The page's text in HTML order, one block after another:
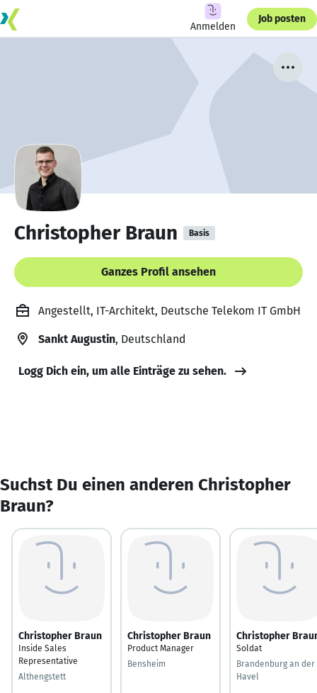
Anmelden
Job posten
Christopher Braun Basis
Ganzes Profil ansehen
Angestellt, IT-Architekt, Deutsche Telekom IT GmbH
Sankt Augustin, Deutschland
Logg Dich ein, um alle Einträge zu sehen.
Suchst Du einen anderen Christopher
Braun?
Christopher Braun
Inside Sales
Representative
Althengstett
Christopher Braun
Product Manager
Bensheim
Christopher
Soldat
Brandenburg an der
Havel